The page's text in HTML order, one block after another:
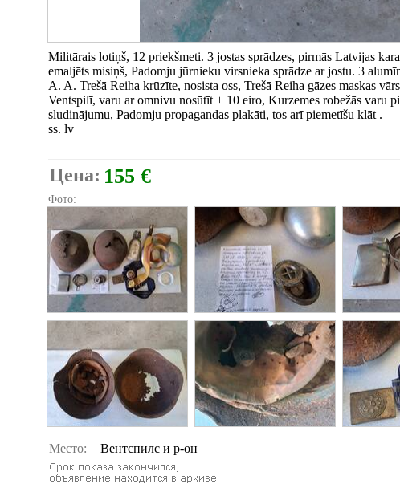
Militārais lotiņš, 12 priekšmeti. 3 jostas sprādzes, pirmās Latvijas
emaljēts misiņš, Padomju jūrnieku virsnieka sprādze ar jostu. 3
A. A. Trešā Reiha krūzīte, nosista oss, Trešā Reiha gāzes maskas
Ventspilī, varu ar omnivu nosūtīt + 10 eiro, Kurzemes robežās varu
sludinājumu, Padomju propagandas plakāti, tos arī piemetīšu klāt .
ss. lv
Цена: 155 €
Фото:
Место: Вентспилс и р-он